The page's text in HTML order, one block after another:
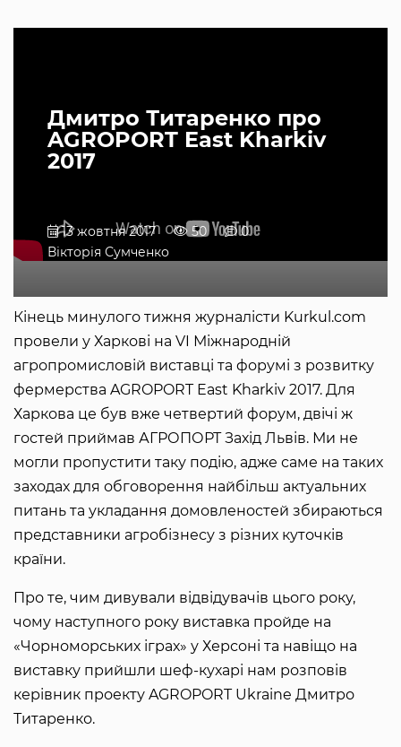
Дмитро Титаренко про
AGROPORT East Kharkiv
2017
13 жовтня 2017 50
0
Вікторія Сумченко
Кінець минулого тижня журналісти Kurkul.com
провели у Харкові на VI Міжнародній
агропромисловій виставці та форумі з розвитку
фермерства AGROPORT East Kharkiv 2017. Для
Харкова це був вже четвертий форум, двічі ж
гостей приймав АГРОПОРТ Захід Львів. Ми не
могли пропустити таку подію, адже саме на таких
заходах для обговорення найбільш актуальних
питань та укладання домовленостей збираються
представники агробізнесу з різних куточків
країни.
Про те, чим дивували відвідувачів цього року,
чому наступного року виставка пройде на
«Чорноморських іграх» у Херсоні та навіщо на
виставку прийшли шеф-кухарі нам розповів
керівник проекту AGROPORT Ukraine Дмитро
Титаренко.